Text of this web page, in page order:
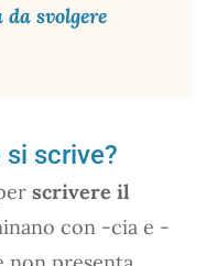
svolgere
scrive?
scrivere il
con -cia e -